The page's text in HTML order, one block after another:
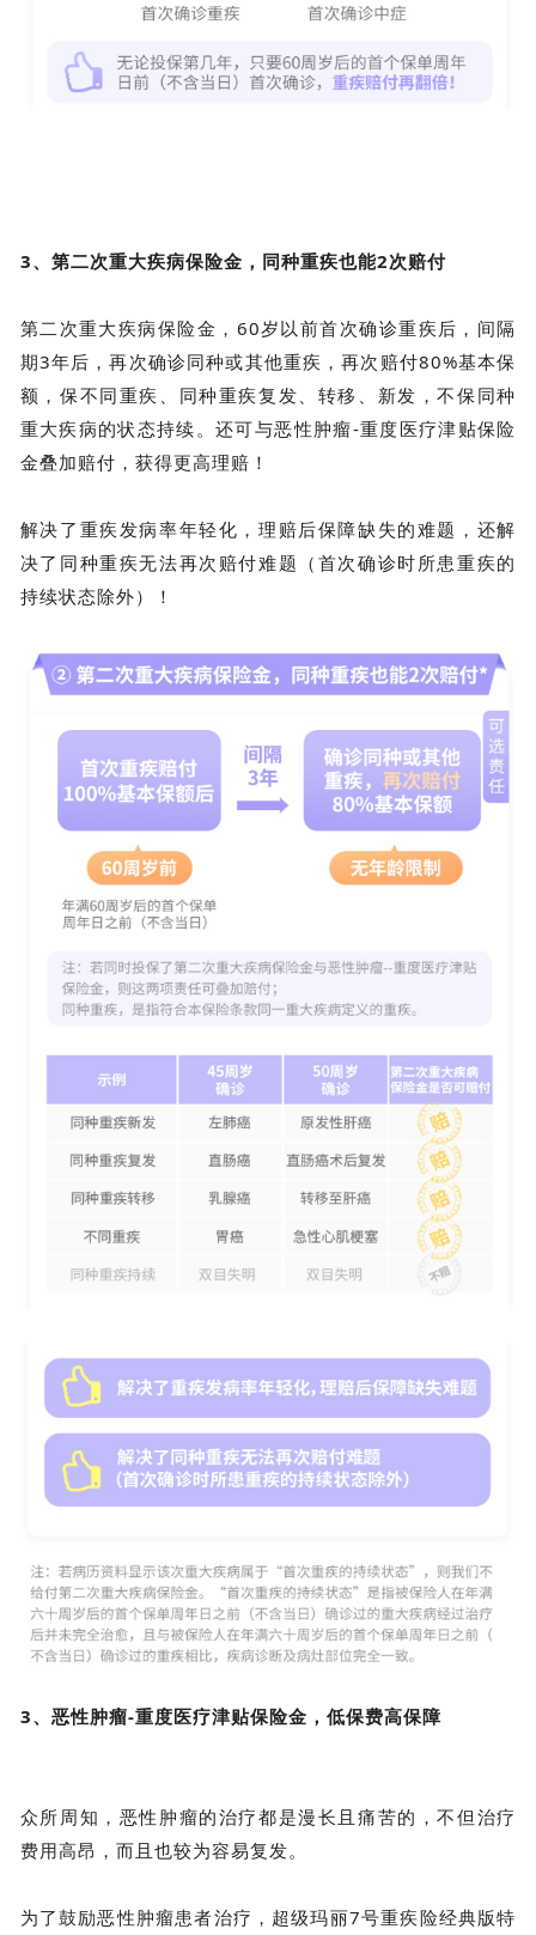
3、第二次重大疾病保险金，同种重疾也能2次赔付
第二次重大疾病保险金， 60岁以前首次确诊重疾后，间隔
期3年后，再次确诊同种或其他重疾，再次赔付80%基本保
额，保不同重疾、同种重疾复发、转移、新发，不保同种
重大疾病的状态持续。还可与恶性肿瘤-重度医疗津贴保险
金叠加赔付，获得更高理赔！
解决了重疾发病率年轻化，理赔后保障缺失的难题，还解
决了同种重疾无法再次赔付难题（首次确诊时所患重疾的
持续状态除外）！
3、恶性肿瘤-重度医疗津贴保险金，低保费高保障
众所周知，恶性肿瘤的治疗都是漫长且痛苦的，不但治疗
费用高昂，而且也较为容易复发。
为了鼓励恶性肿瘤患者治疗，超级玛丽7号重疾险经典版特